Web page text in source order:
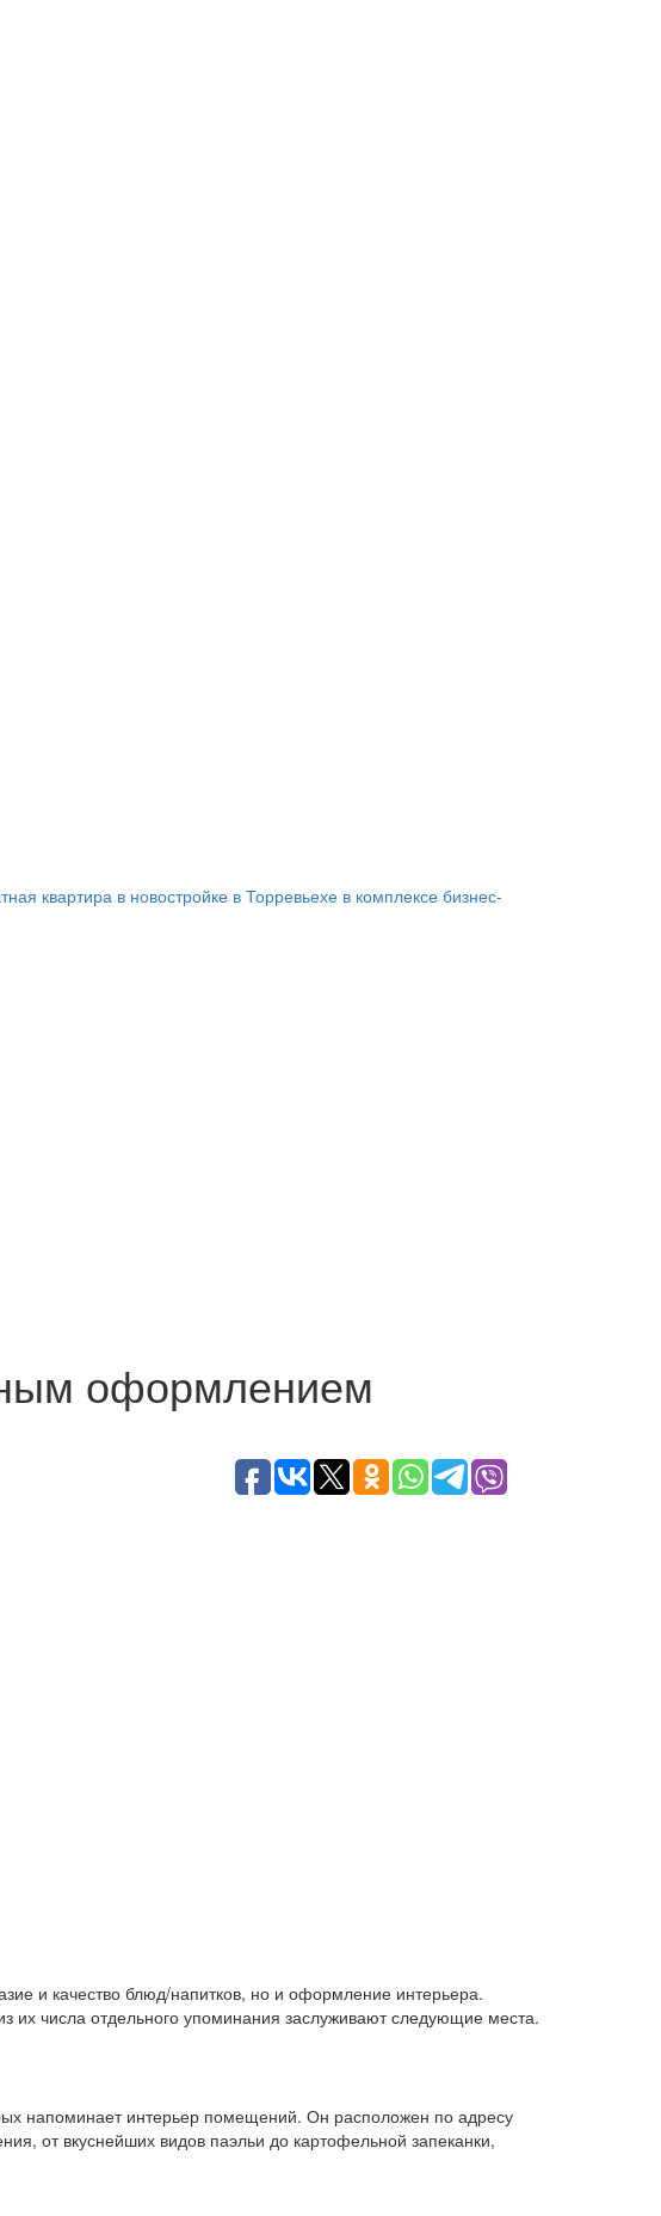
квартира в новостройке в Торревьехе в комплексе бизнес-
оформлением
и качество блюд/напитков, но и оформление интерьера.
их числа отдельного упоминания заслуживают следующие места.
напоминает интерьер помещений. Он расположен по адресу
от вкуснейших видов паэльи до картофельной запеканки,